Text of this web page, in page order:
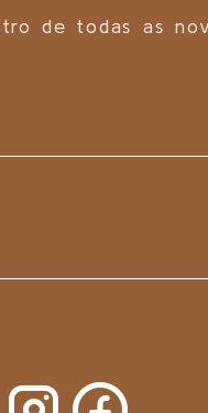
de todas as